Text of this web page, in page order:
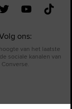
ons:
van het laatste
sociale kanalen van
Converse.